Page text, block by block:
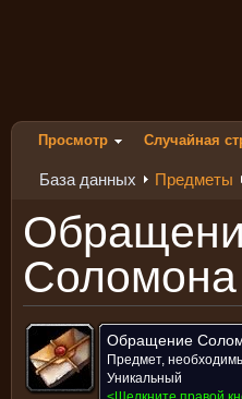
Просмотр Случайная
База данных Предметы
Обращение
Предмет,
Уникальный